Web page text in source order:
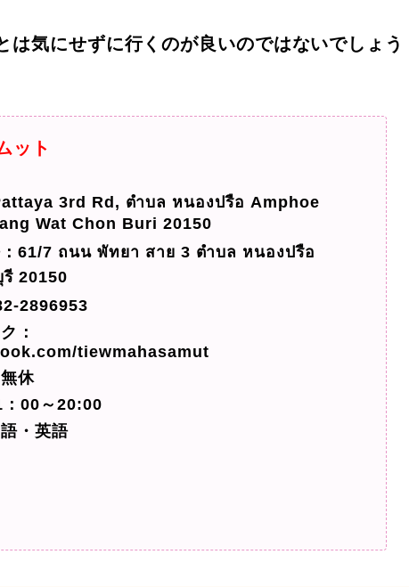
は気にせずに行くのが良いのではないでしょう
ット
3rd Rd, ตำบล หนองปรือ Amphoe
Wat Chon Buri 20150
：61/7 ถนน พัทยา สาย 3 ตำบล หนองปรือ
20150
2896953
：
tiewmahasamut
休
：00～20:00
・英語